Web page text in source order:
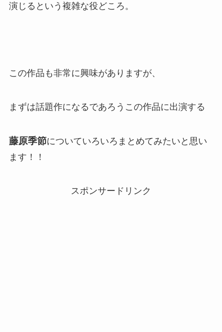
演じるという複雑な役どころ。
この作品も非常に興味がありますが、
まずは話題作になるであろうこの作品に出演する
藤原季節についていろいろまとめてみたいと思い
ます！！
スポンサードリンク